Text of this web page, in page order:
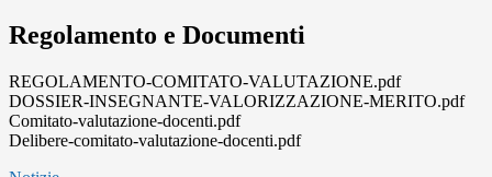
Regolamento e Documenti
REGOLAMENTO-COMITATO-VALUTAZIONE.pdf
DOSSIER-INSEGNANTE-VALORIZZAZIONE-MERITO.pdf
Comitato-valutazione-docenti.pdf
Delibere-comitato-valutazione-docenti.pdf